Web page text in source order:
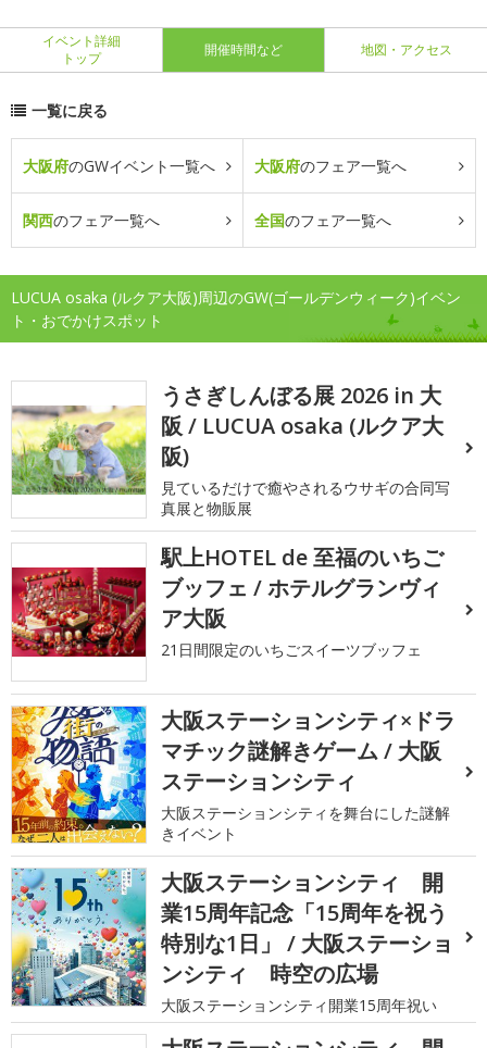
イベント詳細
トップ
開催時間など 地図・アクセス
一覧に戻る
大阪府のGWイベント一覧へ 大阪府のフェア一覧へ
関西のフェア一覧へ 全国のフェア一覧へ
LUCUA osaka (ルクア大阪)周辺のGW(ゴールデンウィーク)イベン
ト・おでかけスポット
うさぎしんぼる展 2026 in 大
阪 / LUCUA osaka (ルクア大
阪)
見ているだけで癒やされるウサギの合同写
真展と物販展
駅上HOTEL de 至福のいちご
ブッフェ / ホテルグランヴィ
ア大阪
21日間限定のいちごスイーツブッフェ
大阪ステーションシティ×ドラ
マチック謎解きゲーム / 大阪
ステーションシティ
大阪ステーションシティを舞台にした謎解
きイベント
大阪ステーションシティ 開
業15周年記念「15周年を祝う
特別な1日」 / 大阪ステーショ
ンシティ 時空の広場
大阪ステーションシティ開業15周年祝い